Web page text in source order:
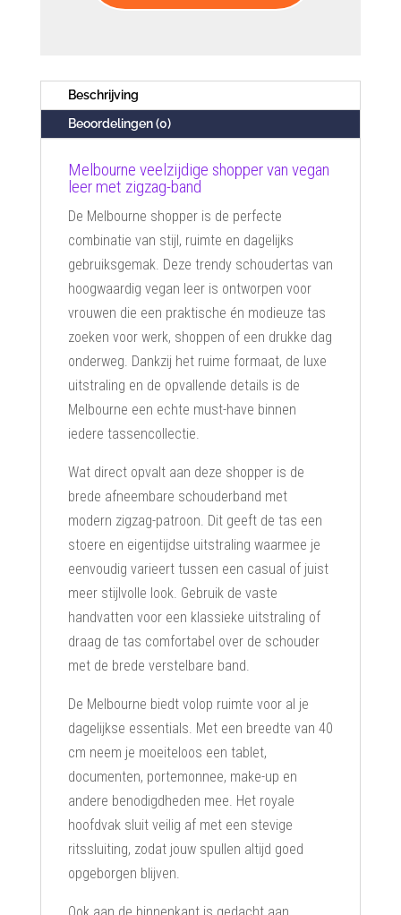
Beschrijving
Beoordelingen (0)
Melbourne veelzijdige shopper van vegan
leer met zigzag-band
De Melbourne shopper is de perfecte
combinatie van stijl, ruimte en dagelijks
gebruiksgemak. Deze trendy schoudertas van
hoogwaardig vegan leer is ontworpen voor
vrouwen die een praktische én modieuze tas
zoeken voor werk, shoppen of een drukke dag
onderweg. Dankzij het ruime formaat, de luxe
uitstraling en de opvallende details is de
Melbourne een echte must-have binnen
iedere tassencollectie.
Wat direct opvalt aan deze shopper is de
brede afneembare schouderband met
modern zigzag-patroon. Dit geeft de tas een
stoere en eigentijdse uitstraling waarmee je
eenvoudig varieert tussen een casual of juist
meer stijlvolle look. Gebruik de vaste
handvatten voor een klassieke uitstraling of
draag de tas comfortabel over de schouder
met de brede verstelbare band.
De Melbourne biedt volop ruimte voor al je
dagelijkse essentials. Met een breedte van 40
cm neem je moeiteloos een tablet,
documenten, portemonnee, make-up en
andere benodigdheden mee. Het royale
hoofdvak sluit veilig af met een stevige
ritssluiting, zodat jouw spullen altijd goed
opgeborgen blijven.